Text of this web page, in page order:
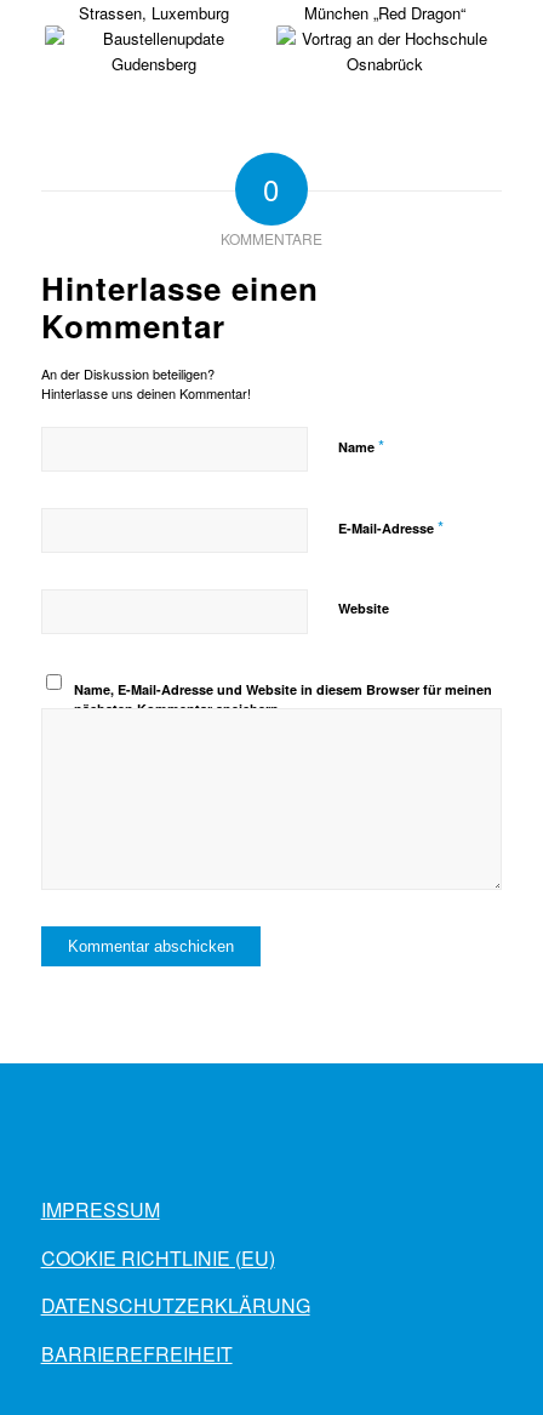
0
KOMMENTARE
Hinterlasse einen
Kommentar
An der Diskussion beteiligen?
Hinterlasse uns deinen Kommentar!
Name *
E-Mail-Adresse *
Website
Name, E-Mail-Adresse und Website in diesem Browser für meinen
nächsten Kommentar speichern.
IMPRESSUM
COOKIE RICHTLINIE (EU)
DATENSCHUTZERKLÄRUNG
BARRIEREFREIHEIT